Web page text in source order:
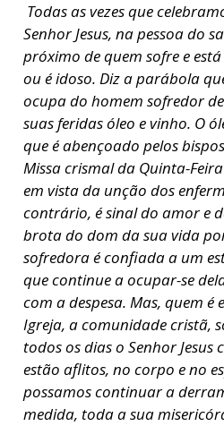
Todas as vezes que
Senhor Jesus, na pessoa do
próximo de quem sofre e
ou é idoso. Diz a parábola
ocupa do homem sofredor
suas feridas óleo e vinho. O
que é abençoado pelos
Missa crismal da Quinta-
em vista da unção dos
contrário, é sinal do amor e
brota do dom da sua vida
sofredora é confiada a um
que continue a ocupar-se
com a despesa. Mas, quem é
Igreja, a comunidade cristã,
todos os dias o Senhor Jesus
estão aflitos, no corpo e no
possamos continuar a
medida, toda a sua